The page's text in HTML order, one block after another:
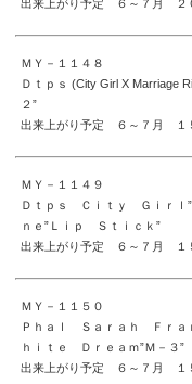
出来上がり予定 ６～７月
ＭＹ－１１４８
Ｄｔｐｓ (City Girl X Marriage
２”
出来上がり予定 ６～７月
ＭＹ－１１４９
Ｄｔｐｓ Ｃｉｔｙ Ｇｉｒｌ
ｎｅ”Ｌｉｐ Ｓｔｉｃｋ”
出来上がり予定 ６～７月
ＭＹ－１１５０
Ｐｈａｌ Ｓａｒａｈ Ｆｒａ
ｈｉｔｅ Ｄｒｅａｍ”Ｍ－３”
出来上がり予定 ６～７月 １